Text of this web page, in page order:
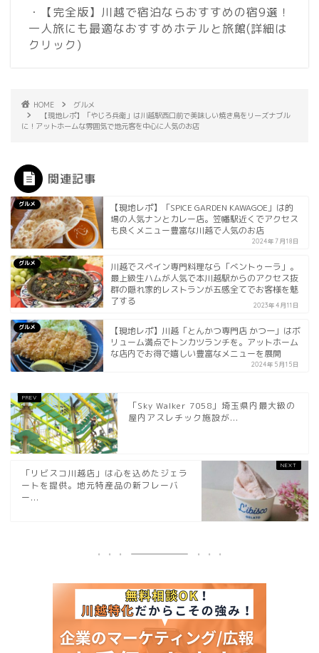
・【完全版】川越で宿泊ならおすすめの宿9選！
一人旅にも最適なおすすめホテルと旅館(詳細は
クリック)
HOME
グルメ
【現地レポ】「やじろ兵衛」は川越駅西口前で美味しい焼き鳥をリーズナブル
に！アットホームな雰囲気で地元客を中心に人気のお店
関連記事
グルメ
【現地レポ】「SPICE GARDEN KAWAGOE」は的
場の人気ナンとカレー店。笠幡駅近くでアクセス
も良くメニュー豊富な川越で人気のお店
2024年7月18日
グルメ
川越でスペイン専門料理なら「べントゥーラ」。
最上級生ハムが人気で本川越駅からのアクセス抜
群の隠れ家的レストランが五感全てでお客様を魅
了する
2023年4月11日
グルメ
【現地レポ】川越「とんかつ専門店 かつ一」はボ
リューム満点でトンカツランチを。アットホーム
な店内でお得で嬉しい豊富なメニューを展開
2024年5月15日
「Sky Walker 7058」埼玉県内最大級の
屋内アスレチック施設が...
「リビスコ川越店」は心を込めたジェラ
ートを提供。地元特産品の新フレーバ
ー...